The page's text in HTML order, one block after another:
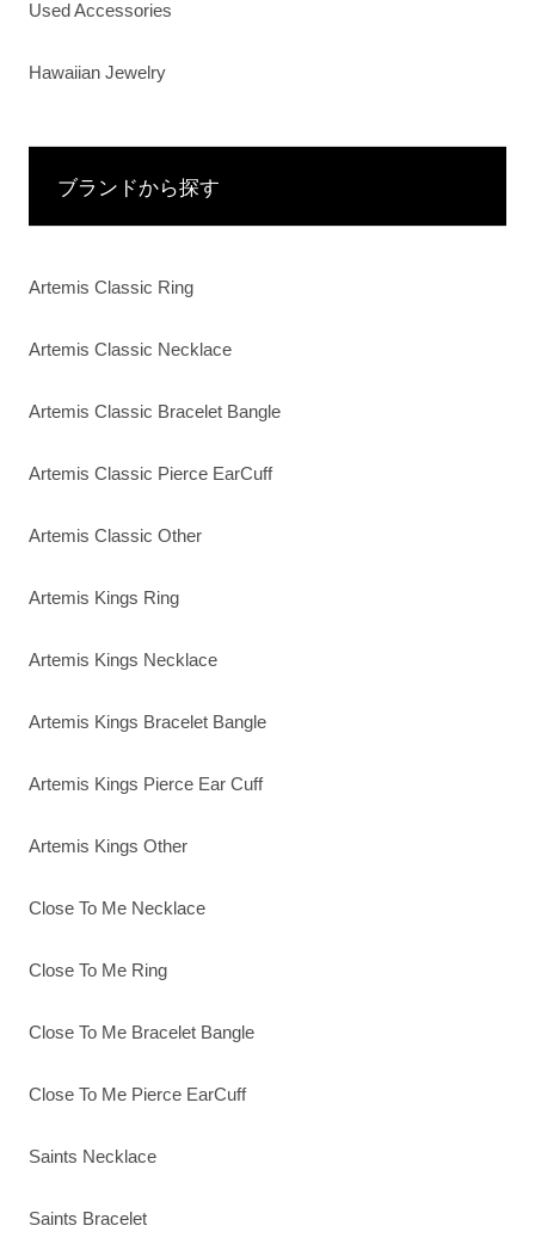
Used Accessories
Hawaiian Jewelry
ブランドから探す
Artemis Classic Ring
Artemis Classic Necklace
Artemis Classic Bracelet Bangle
Artemis Classic Pierce EarCuff
Artemis Classic Other
Artemis Kings Ring
Artemis Kings Necklace
Artemis Kings Bracelet Bangle
Artemis Kings Pierce Ear Cuff
Artemis Kings Other
Close To Me Necklace
Close To Me Ring
Close To Me Bracelet Bangle
Close To Me Pierce EarCuff
Saints Necklace
Saints Bracelet